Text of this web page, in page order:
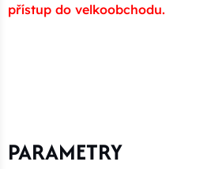
přístup do velkoobchodu.
PARAMETRY